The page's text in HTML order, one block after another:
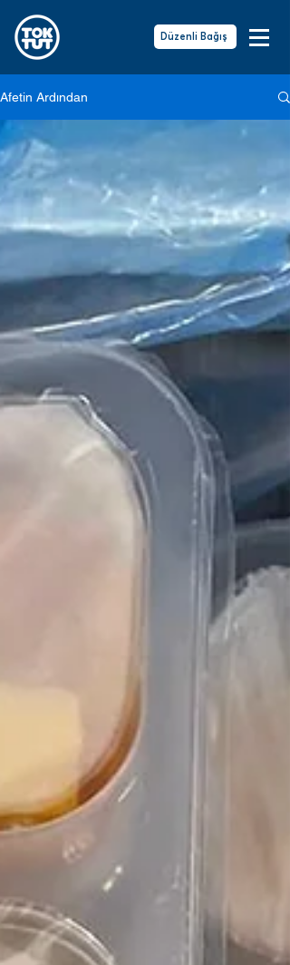
Düzenli Bağış
Afetin Ardından